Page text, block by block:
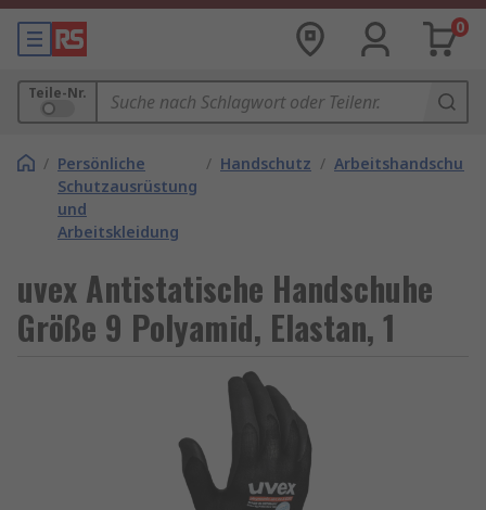
0
Teile-Nr.
/ Persönliche
Schutzausrüstung
und
Arbeitskleidung
/ Handschutz / Arbeitshandschuhe
uvex Antistatische Handschuhe
Größe 9 Polyamid, Elastan, 1